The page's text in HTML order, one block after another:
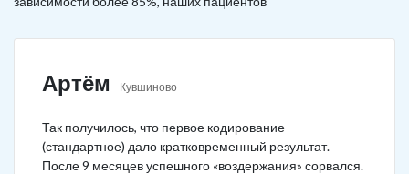
Артём Кувшиново
Так получилось, что первое кодирование
(стандартное) дало кратковременный результат.
После 9 месяцев успешного «воздержания» сорвался.